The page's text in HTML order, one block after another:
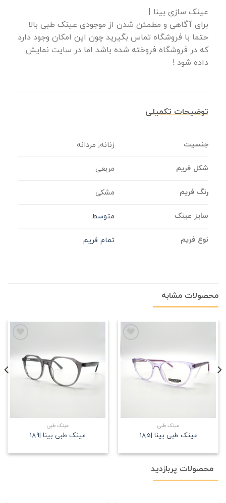
عینک سازی بینا |
برای آگاهی و مطمئن شدن از موجودی عینک طبی بالا
حتما با فروشگاه تماس بگیرید چون این امکان وجود دارد
که در فروشگاه فروخته شده باشد اما در سایت نمایش
داده شود !
توضیحات تکمیلی
جنسیت زنانه, مردانه
شکل فریم مربعی
رنگ فریم مشکی
سایز عینک متوسط
نوع فریم تمام فریم
محصولات مشابه
علاقه
مندی
عینک طبی
عینک طبی بینا |185
علاقه
مندی
عینک طبی
عینک طبی بینا |189
محصولات پربازدید